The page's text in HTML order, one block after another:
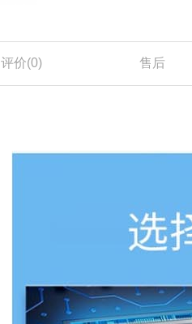
评价(0) 售后